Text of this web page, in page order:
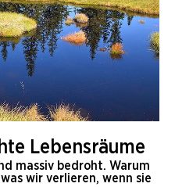
Lebensräume
massiv bedroht. Warum
wir verlieren, wenn sie